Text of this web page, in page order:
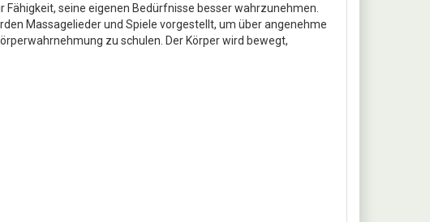
seine eigenen Bedürfnisse besser wahrzunehmen.
Massagelieder und Spiele vorgestellt, um über angenehme
zu schulen. Der Körper wird bewegt,